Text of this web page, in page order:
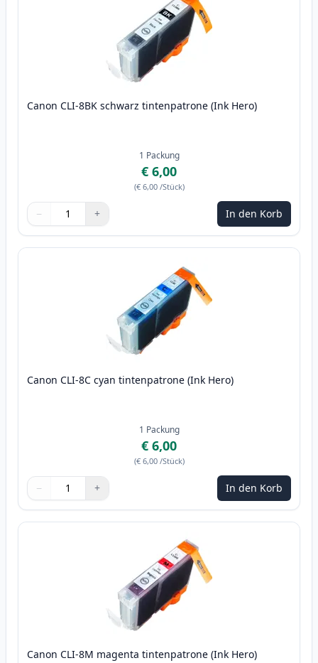
Canon CLI-8BK schwarz tintenpatrone (Ink Hero)
1 Packung
€ 6,00
(€ 6,00 /Stück)
Menge
Verwenden Sie die Tasten, um anzupassen
− +
Menge 1 In den Korb
Canon CLI-8C cyan tintenpatrone (Ink Hero)
1 Packung
€ 6,00
(€ 6,00 /Stück)
Menge
Verwenden Sie die Tasten, um anzupassen
− +
Menge 1 In den Korb
Canon CLI-8M magenta tintenpatrone (Ink Hero)